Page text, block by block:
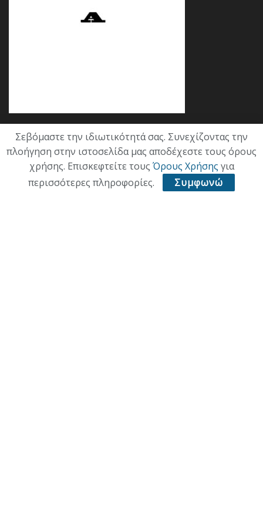
Κατηγορίες
ΕΠΙΚΑΙΡΟΤΗΤΑ
Σεβόμαστε την ιδιωτικότητά σας. Συνεχίζοντας την
πλοήγηση στην ιστοσελίδα μας αποδέχεστε τους όρους
χρήσης. Επισκεφτείτε τους Όρους Χρήσης για
περισσότερες πληροφορίες.
Συμφωνώ